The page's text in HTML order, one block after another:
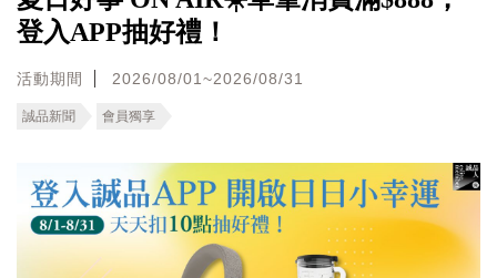
登入APP抽好禮！
活動期間 2026/08/01~2026/08/31
誠品新聞 會員獨享